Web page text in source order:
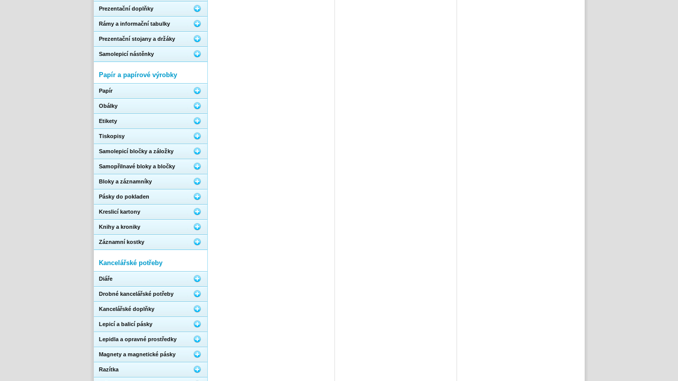
Prezentační doplňky
Rámy a informační tabulky
Prezentační stojany a držáky
Samolepicí nástěnky
Papír a papírové výrobky
Papír
Obálky
Etikety
Tiskopisy
Samolepicí bločky a záložky
Samopřilnavé bloky a bločky
Bloky a záznamníky
Pásky do pokladen
Kreslicí kartony
Knihy a kroniky
Záznamní kostky
Kancelářské potřeby
Diáře
Drobné kancelářské potřeby
Kancelářské doplňky
Lepicí a balicí pásky
Lepidla a opravné prostředky
Magnety a magnetické pásky
Razítka